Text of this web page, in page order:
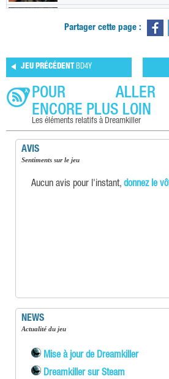
Partager cette page :
JEU PRÉCÉDENT BD4Y
POUR ALLER
ENCORE PLUS LOIN
Les éléments relatifs à Dreamkiller
AVIS
Sentiments sur le jeu
Aucun avis pour l'instant, donnez le
NEWS
Actualité du jeu
Mise à jour de Dreamkiller
Dreamkiller sur Steam